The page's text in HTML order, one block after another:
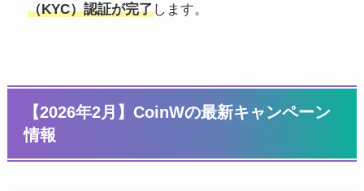
（KYC）認証が完了します。
【2026年2月】CoinWの最新キャンペーン
情報